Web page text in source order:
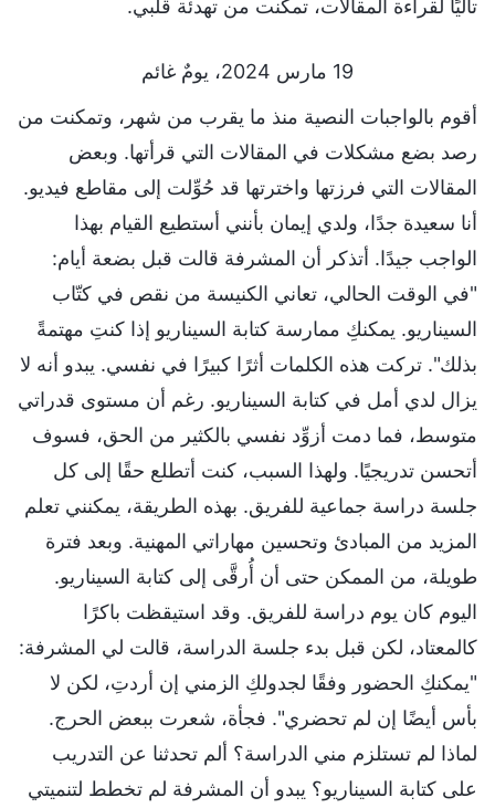
تاليًا لقراءة المقالات، تمكنت من تهدئة قلبي.
19 مارس 2024، يومٌ غائم
أقوم بالواجبات النصية منذ ما يقرب من شهر، وتمكنت من
رصد بضع مشكلات في المقالات التي قرأتها. وبعض
المقالات التي فرزتها واخترتها قد حُوِّلت إلى مقاطع فيديو.
أنا سعيدة جدًا، ولدي إيمان بأنني أستطيع القيام بهذا
الواجب جيدًا. أتذكر أن المشرفة قالت قبل بضعة أيام:
"في الوقت الحالي، تعاني الكنيسة من نقص في كتّاب
السيناريو. يمكنكِ ممارسة كتابة السيناريو إذا كنتِ مهتمةً
بذلك". تركت هذه الكلمات أثرًا كبيرًا في نفسي. يبدو أنه لا
يزال لدي أمل في كتابة السيناريو. رغم أن مستوى قدراتي
متوسط، فما دمت أزوِّد نفسي بالكثير من الحق، فسوف
أتحسن تدريجيًا. ولهذا السبب، كنت أتطلع حقًا إلى كل
جلسة دراسة جماعية للفريق. بهذه الطريقة، يمكنني تعلم
المزيد من المبادئ وتحسين مهاراتي المهنية. وبعد فترة
طويلة، من الممكن حتى أن أُرقَّى إلى كتابة السيناريو.
اليوم كان يوم دراسة للفريق. وقد استيقظت باكرًا
كالمعتاد، لكن قبل بدء جلسة الدراسة، قالت لي المشرفة:
"يمكنكِ الحضور وفقًا لجدولكِ الزمني إن أردتِ، لكن لا
بأس أيضًا إن لم تحضري". فجأة، شعرت ببعض الحرج.
لماذا لم تستلزم مني الدراسة؟ ألم تحدثنا عن التدريب
على كتابة السيناريو؟ يبدو أن المشرفة لم تخطط لتنميتي